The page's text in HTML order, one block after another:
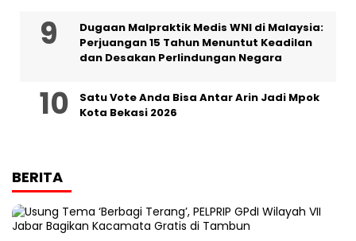
‎Dugaan Malpraktik Medis WNI di Malaysia:
Perjuangan 15 Tahun Menuntut Keadilan
dan Desakan Perlindungan Negara
Satu Vote Anda Bisa Antar Arin Jadi Mpok
Kota Bekasi 2026
BERITA